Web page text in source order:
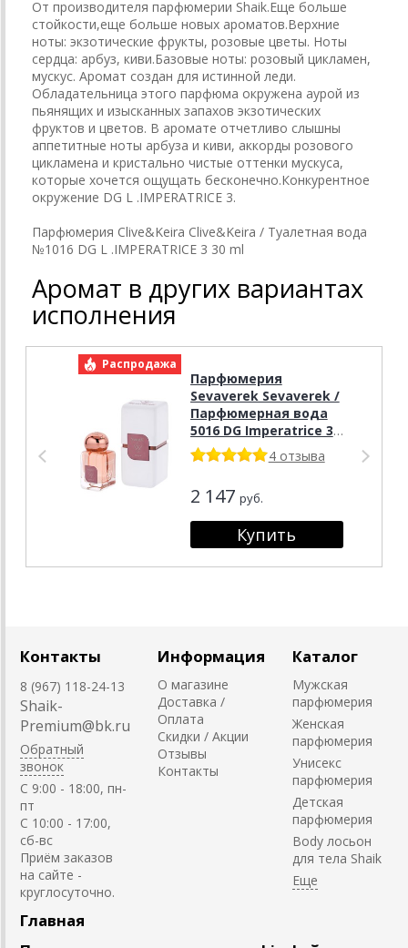
От производителя парфюмерии Shaik.Еще больше
стойкости,еще больше новых ароматов.Верхние
ноты: экзотические фрукты, розовые цветы. Ноты
сердца: арбуз, киви.Базовые ноты: розовый цикламен,
мускус. Аромат создан для истинной леди.
Обладательница этого парфюма окружена аурой из
пьянящих и изысканных запахов экзотических
фруктов и цветов. В аромате отчетливо слышны
аппетитные ноты арбуза и киви, аккорды розового
цикламена и кристально чистые оттенки мускуса,
которые хочется ощущать бесконечно.Конкурентное
окружение DG L .IMPERATRICE 3.
Парфюмерия Clive&Keira Clive&Keira / Туалетная вода
№1016 DG L .IMPERATRICE 3 30 ml
Аромат в других вариантах
исполнения
Распродажа
Парфюмерия
Sevaverek Sevaverek /
Парфюмерная вода
5016 DG Imperatrice 3
50 мл
4 отзыва
2 147 руб.
Контакты
8 (967) 118-24-13
Shaik-
Premium@bk.ru
Обратный
звонок
C 9:00 - 18:00, пн-
пт
С 10:00 - 17:00,
сб-вс
Приём заказов
на сайте -
круглосуточно.
Информация
О магазине
Доставка /
Оплата
Скидки / Акции
Отзывы
Контакты
Каталог
Мужская
парфюмерия
Женская
парфюмерия
Унисекс
парфюмерия
Детская
парфюмерия
Body лосьон
для тела Shaik
Главная